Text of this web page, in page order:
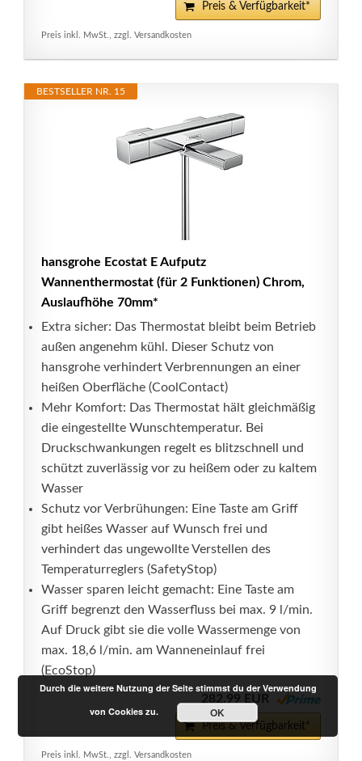
Preis & Verfügbarkeit*
Preis inkl. MwSt., zzgl. Versandkosten
BESTSELLER NR. 15
hansgrohe Ecostat E Aufputz
Wannenthermostat (für 2 Funktionen) Chrom,
Auslaufhöhe 70mm*
Extra sicher: Das Thermostat bleibt beim Betrieb
außen angenehm kühl. Dieser Schutz von
hansgrohe verhindert Verbrennungen an einer
heißen Oberfläche (CoolContact)
Mehr Komfort: Das Thermostat hält gleichmäßig
die eingestellte Wunschtemperatur. Bei
Druckschwankungen regelt es blitzschnell und
schützt zuverlässig vor zu heißem oder zu kaltem
Wasser
Schutz vor Verbrühungen: Eine Taste am Griff
gibt heißes Wasser auf Wunsch frei und
verhindert das ungewollte Verstellen des
Temperaturreglers (SafetyStop)
Wasser sparen leicht gemacht: Eine Taste am
Griff begrenzt den Wasserfluss bei max. 9 l/min.
Auf Druck gibt sie die volle Wassermenge von
max. 18,6 l/min. am Wanneneinlauf frei
(EcoStop)
282,99 EUR
Preis & Verfügbarkeit*
Preis inkl. MwSt., zzgl. Versandkosten
Durch die weitere Nutzung der Seite stimmst du der Verwendung
von Cookies zu.
OK